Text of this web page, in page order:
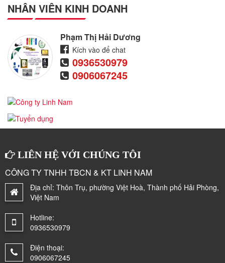
NHÂN VIÊN KINH DOANH
Phạm Thị Hải Dương
Kích vào để chat
0936530979
0906067245
LIÊN HỆ VỚI CHÚNG TÔI
CÔNG TY TNHH TBCN & KT LINH NAM
Địa chỉ: Thôn Trụ, phường Việt Hoà, Thành phố Hải Phòng,
Việt Nam
Hotline:
0936530979
Điện thoại:
0906067245